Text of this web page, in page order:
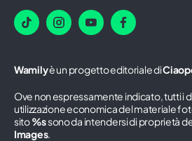
Wamilyè un progetto editoriale di
Ove non espressamente indicato, tutti i
utilizzazione economica del materiale
sito%ssono da intendersi di proprietà
Images.